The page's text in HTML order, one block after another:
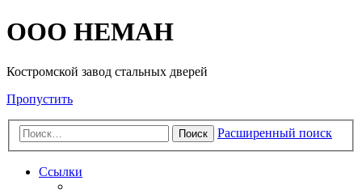
OOO HEMAH
Костромской завод стальных дверей
Пропустить
Поиск Расширенный поиск
Ссылки